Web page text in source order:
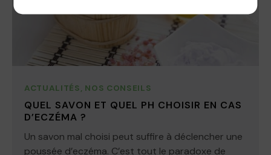
ACTUALITÉS, NOS CONSEILS
QUEL SAVON ET QUEL PH CHOISIR EN CAS
D’ECZÉMA ?
Un savon mal choisi peut suffire à déclencher une
poussée d’eczéma. C’est tout le paradoxe de